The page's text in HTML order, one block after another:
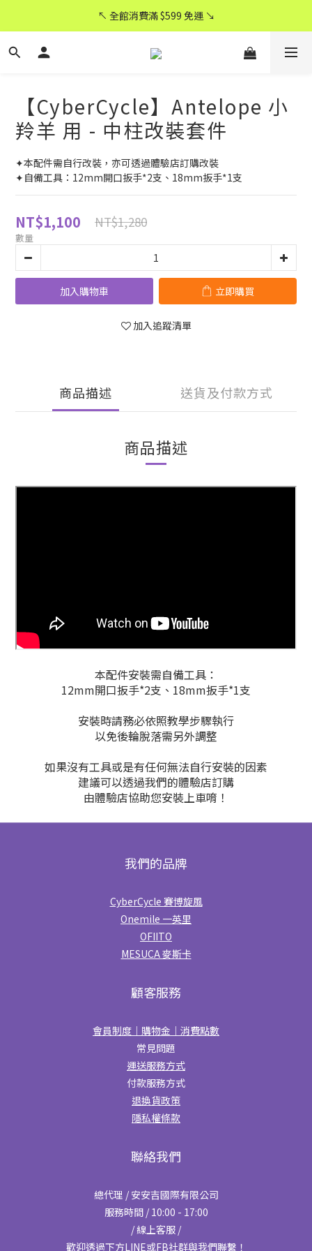
CyberCycle 賽博旋風 ★ 官方直營
↖ 全館消費滿 $599 免運 ↘
CyberCycle 賽博旋風 ★ 官方直營
【CyberCycle】Antelope 小
羚羊 用 - 中柱改裝套件
✦本配件需自行改裝，亦可透過體驗店訂購改裝
✦自備工具：12mm開口扳手*2支、18mm扳手*1支
NT$1,100 NT$1,280
數量
加入購物車 立即購買
加入追蹤清單
商品描述 送貨及付款方式
商品描述
本配件安裝需自備工具：
12mm開口扳手*2支、18mm扳手*1支
安裝時請務必依照教學步驟執行
以免後輪脫落需另外調整
如果沒有工具或是有任何無法自行安裝的因素
建議可以透過我們的體驗店訂購
由體驗店協助您安裝上車唷！
我們的品牌
CyberCycle 賽博旋風
Onemile 一英里
OFIITO
MESUCA 麥斯卡
顧客服務
會員制度｜購物金｜消費點數
常見問題
運送服務方式
付款服務方式
退換貨政策
隱私權條款
聯絡我們
總代理 / 安安吉國際有限公司
服務時間 / 10:00 - 17:00
/ 線上客服 /
歡迎透過下方LINE或FB社群與我們聯繫！